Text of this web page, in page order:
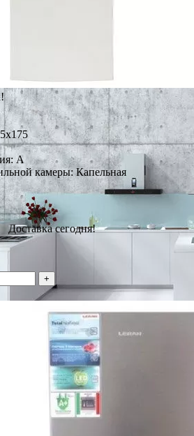
A
камеры: Капельная
Доставка сегодня!
+